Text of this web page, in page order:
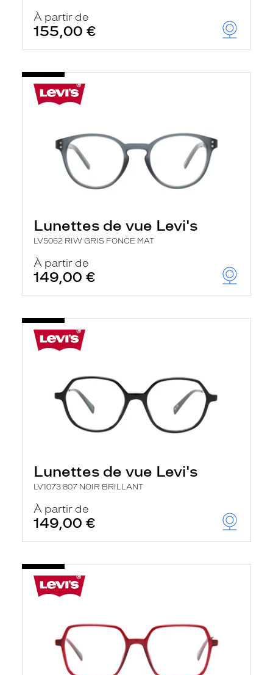
À partir de
155,00 €
Lunettes de vue Levi's
LV5062 RIW GRIS FONCE MAT
À partir de
149,00 €
Lunettes de vue Levi's
LV1073 807 NOIR BRILLANT
À partir de
149,00 €